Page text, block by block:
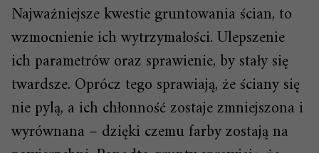
Najważniejsze kwestie gruntowania ścian, to
wzmocnienie ich wytrzymałości. Ulepszenie
ich parametrów oraz sprawienie, by stały się
twardsze. Oprócz tego sprawiają, że ściany się
nie pylą, a ich chłonność zostaje zmniejszona i
wyrównana – dzięki czemu farby zostają na